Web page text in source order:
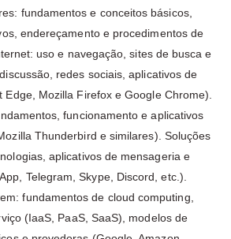
fundamentos e conceitos básicos,
endereçamento e procedimentos de
uso e navegação, sites de busca e
redes sociais, aplicativos de
Edge, Mozilla Firefox e Google Chrome).
funcionamento e aplicativos
Thunderbird e similares). Soluções
aplicativos de mensageria e
Telegram, Skype, Discord, etc.).
fundamentos de cloud computing,
(IaaS, PaaS, SaaS), modelos de